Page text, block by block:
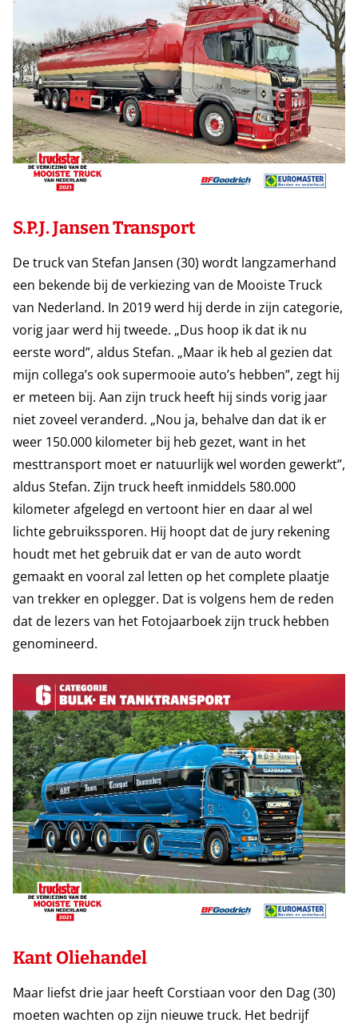
S.P.J. Jansen Transport
De truck van Stefan Jansen (30) wordt langzamerhand
een bekende bij de verkiezing van de Mooiste Truck
van Nederland. In 2019 werd hij derde in zijn categorie,
vorig jaar werd hij tweede. „Dus hoop ik dat ik nu
eerste word”, aldus Stefan. „Maar ik heb al gezien dat
mijn collega’s ook supermooie auto’s hebben”, zegt hij
er meteen bij. Aan zijn truck heeft hij sinds vorig jaar
niet zoveel veranderd. „Nou ja, behalve dan dat ik er
weer 150.000 kilometer bij heb gezet, want in het
mesttransport moet er natuurlijk wel worden gewerkt”,
aldus Stefan. Zijn truck heeft inmiddels 580.000
kilometer afgelegd en vertoont hier en daar al wel
lichte gebruikssporen. Hij hoopt dat de jury rekening
houdt met het gebruik dat er van de auto wordt
gemaakt en vooral zal letten op het complete plaatje
van trekker en oplegger. Dat is volgens hem de reden
dat de lezers van het Fotojaarboek zijn truck hebben
genomineerd.
Kant Oliehandel
Maar liefst drie jaar heeft Corstiaan voor den Dag (30)
moeten wachten op zijn nieuwe truck. Het bedrijf